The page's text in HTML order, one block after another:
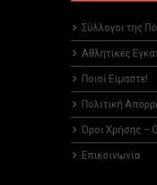
Σύλλογοι της
Αθλητικές
Ποιοί Είμαστε!
Πολιτική
Όροι Χρήσης –
Επικοινωνία